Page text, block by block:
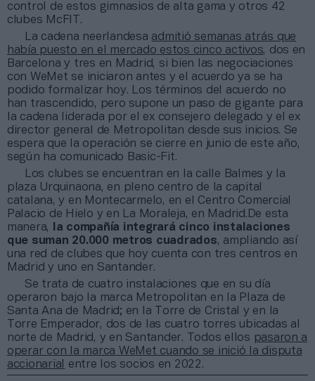
control de estos gimnasios de alta gama y otros 42
clubes McFIT.
La cadena neerlandesa admitió semanas atrás que
había puesto en el mercado estos cinco activos, dos en
Barcelona y tres en Madrid, si bien las negociaciones
con WeMet se iniciaron antes y el acuerdo ya se ha
podido formalizar hoy. Los términos del acuerdo no
han trascendido, pero supone un paso de gigante para
la cadena liderada por el ex consejero delegado y el ex
director general de Metropolitan desde sus inicios. Se
espera que la operación se cierre en junio de este año,
según ha comunicado Basic-Fit.
Los clubes se encuentran en la calle Balmes y la
plaza Urquinaona, en pleno centro de la capital
catalana, y en Montecarmelo, en el Centro Comercial
Palacio de Hielo y en La Moraleja, en Madrid.De esta
manera,
la compañía integrará cinco instalaciones
que suman 20.000 metros cuadrados, ampliando así
una red de clubes que hoy cuenta con tres centros en
Madrid y uno en Santander.
Se trata de cuatro instalaciones que en su día
operaron bajo la marca Metropolitan en la Plaza de
Santa Ana de Madrid; en la Torre de Cristal y en la
Torre Emperador, dos de las cuatro torres ubicadas al
norte de Madrid, y en Santander. Todos ellos pasaron a
operar con la marca WeMet cuando se inició la disputa
accionarial
entre los socios en 2022.